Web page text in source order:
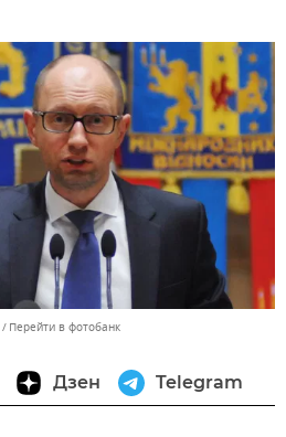
Перейти в фотобанк
Дзен Telegram